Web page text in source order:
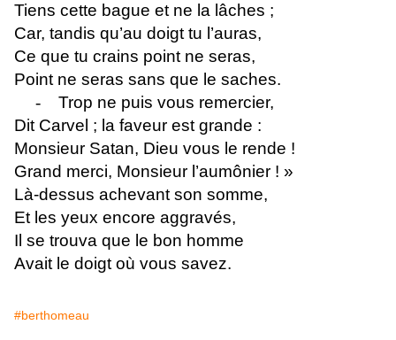
Tiens cette bague et ne la lâches ;
Car, tandis qu’au doigt tu l’auras,
Ce que tu crains point ne seras,
Point ne seras sans que le saches.
-
Trop ne puis vous remercier,
Dit Carvel ; la faveur est grande :
Monsieur Satan, Dieu vous le rende !
Grand merci, Monsieur l’aumônier ! »
Là-dessus achevant son somme,
Et les yeux encore aggravés,
Il se trouva que le bon homme
Avait le doigt où vous savez.
#berthomeau